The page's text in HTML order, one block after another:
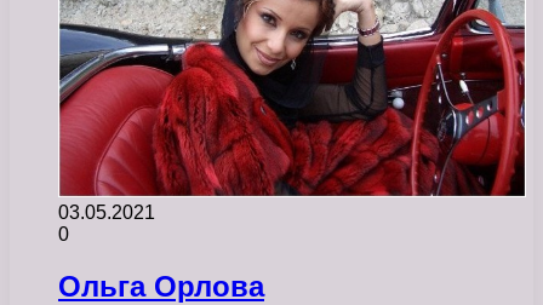
03.05.2021
0
Ольга Орлова